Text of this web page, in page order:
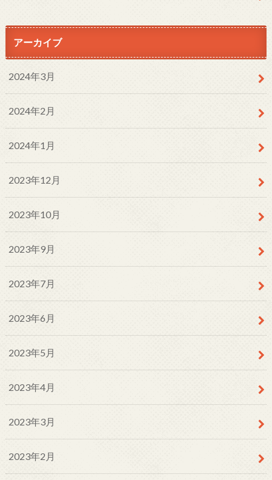
アーカイブ
2024年3月
2024年2月
2024年1月
2023年12月
2023年10月
2023年9月
2023年7月
2023年6月
2023年5月
2023年4月
2023年3月
2023年2月